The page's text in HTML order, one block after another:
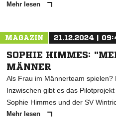
Mehr lesen
MAGAZIN 21.12.2024 |
SOPHIE HIMMES:
MÄNNER
Als Frau im Männerteam spielen?
Inzwischen gibt es das
Sophie Himmes und der SV
Mehr lesen